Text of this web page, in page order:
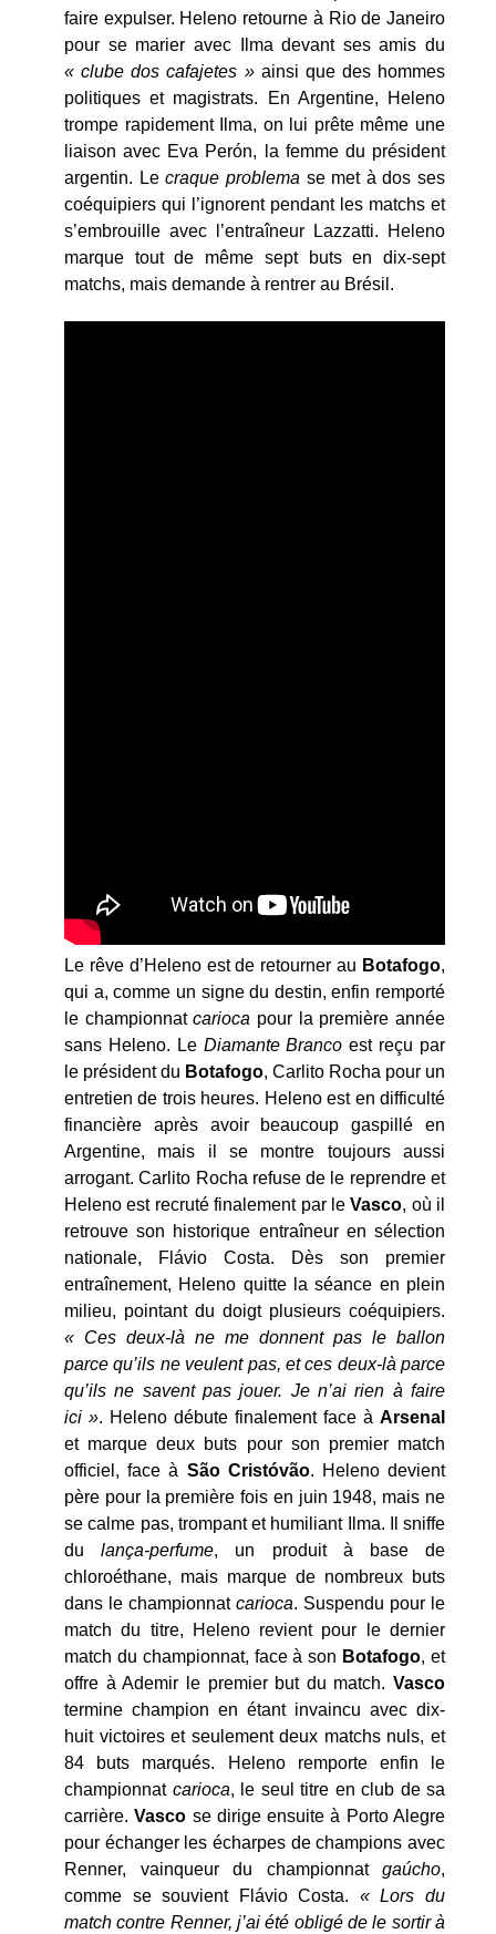
faire expulser. Heleno retourne à Rio de Janeiro
pour se marier avec Ilma devant ses amis du
« clube dos cafajetes »ainsi que des hommes
politiques et magistrats. En Argentine, Heleno
trompe rapidement Ilma, on lui prête même une
liaison avec Eva Perón, la femme du président
argentin. Lecraque problema se met à dos ses
coéquipiers qui l’ignorent pendant les matchs et
s’embrouille avec l’entraîneur Lazzatti. Heleno
marque tout de même sept buts en dix-sept
matchs, mais demande à rentrer au Brésil.
Le rêve d’Heleno est de retourner au Botafogo,
qui a, comme un signe du destin, enfin remporté
le championnatcarioca pour la première année
sans Heleno. Le Diamante Branco est reçu par
le président du Botafogo, Carlito Rocha pour un
entretien de trois heures. Heleno est en difficulté
financière après avoir beaucoup gaspillé en
Argentine, mais il se montre toujours aussi
arrogant. Carlito Rocha refuse de le reprendre et
Heleno est recruté finalement par leVasco, où il
retrouve son historique entraîneur en sélection
nationale, Flávio Costa. Dès son premier
entraînement, Heleno quitte la séance en plein
milieu, pointant du doigt plusieurs coéquipiers.
« Ces deux-là ne me donnent pas le ballon
parce qu’ils ne veulent pas, et ces deux-là parce
qu’ils ne savent pas jouer. Je n’ai rien à faire
ici ». Heleno débute finalement face à Arsenal
et marque deux buts pour son premier match
officiel, face à São Cristóvão. Heleno devient
père pour la première fois en juin 1948, mais ne
se calme pas, trompant et humiliant Ilma. Il sniffe
dulança-perfume, un produit à base de
chloroéthane, mais marque de nombreux buts
dans le championnat carioca. Suspendu pour le
match du titre, Heleno revient pour le dernier
match du championnat, face à son Botafogo, et
offre à Ademir le premier but du match. Vasco
termine champion en étant invaincu avec dix-
huit victoires et seulement deux matchs nuls, et
84 buts marqués. Heleno remporte enfin le
championnat carioca, le seul titre en club de sa
carrière.Vasco se dirige ensuite à Porto Alegre
pour échanger les écharpes de champions avec
Renner, vainqueur du championnat gaúcho,
comme se souvient Flávio Costa. « Lors du
match contre Renner, j’ai été obligé de le sortir à